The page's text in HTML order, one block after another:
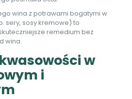
wina z potrawami bogatymi w
sery, sosy kremowe) to
remedium bez
wina.
w
i